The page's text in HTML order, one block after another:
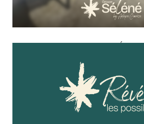
Culture & Loisirs
C’est un dispositif encore assez méconnu,
concrètement le quotidien de personnes
du Spectre de l’Autisme. Ouverte en 2022
Corrèze, la Maison Émergence fait partie